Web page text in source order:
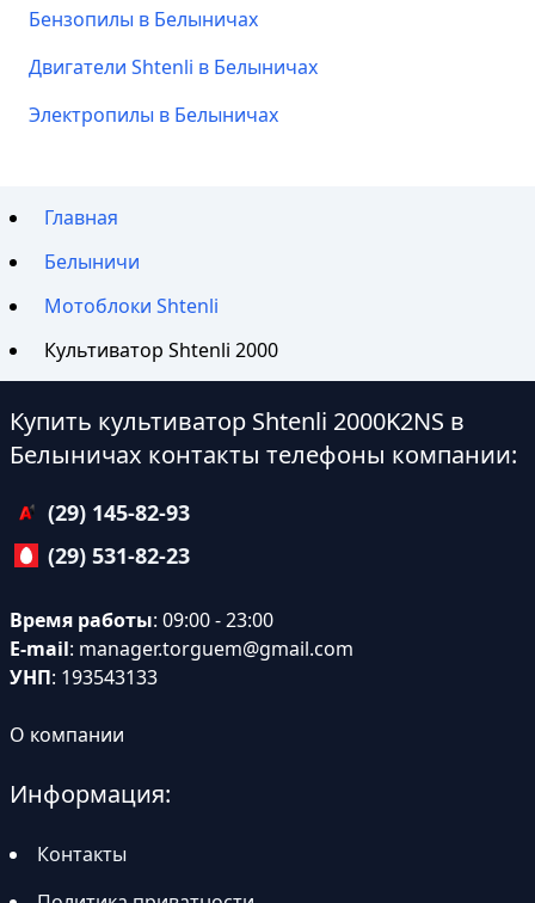
Бензопилы в Белыничах
Двигатели Shtenli в Белыничах
Электропилы в Белыничах
Главная
Белыничи
Мотоблоки Shtenli
Культиватор Shtenli 2000
Купить культиватор Shtenli 2000K2NS в
Белыничах контакты телефоны компании:
(29) 145-82-93
(29) 531-82-23
Время работы: 09:00 - 23:00
E-mail: manager.torguem@gmail.com
УНП: 193543133
О компании
Информация:
Контакты